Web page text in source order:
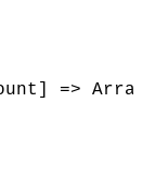
=> Array